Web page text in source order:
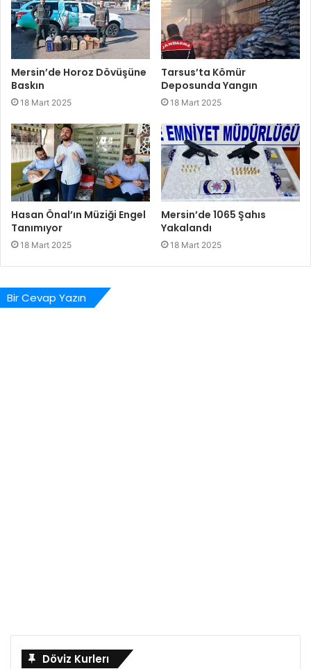
Mersin’de Horoz Dövüşüne
Baskın
18 Mart 2025
Tarsus’ta Kömür
Deposunda Yangın
18 Mart 2025
Hasan Önal’ın Müziği Engel
Tanımıyor
18 Mart 2025
Mersin’de 1065 Şahıs
Yakalandı
18 Mart 2025
Bir Cevap Yazın
Döviz Kurlerı